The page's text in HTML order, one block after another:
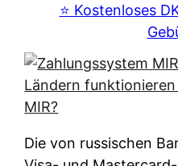
-
l
t
n
⭐️ Kostenloses
Die von russischen